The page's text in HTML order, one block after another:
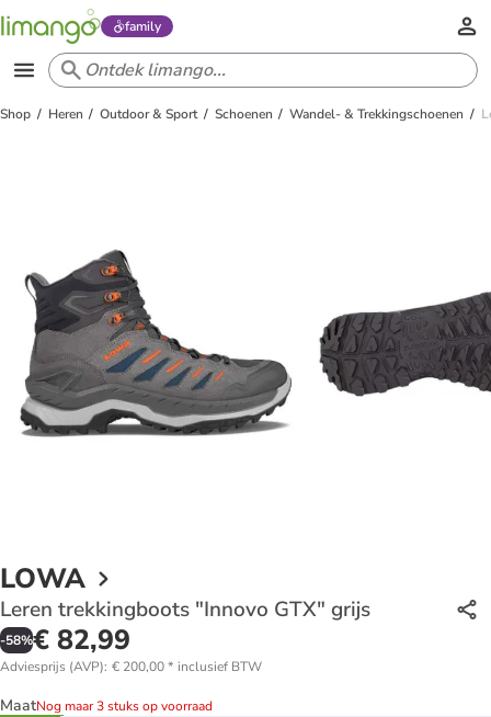
family
Shop Heren Outdoor & Sport Schoenen Wandel- & Trekkingschoenen
LOWA
Leren trekkingboots "Innovo GTX" grijs
-58%€ 82,99
Adviesprijs (AVP): € 200,00* inclusief BTW
MaatNog maar 3 stuks op voorraad